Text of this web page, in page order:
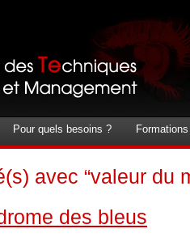
Pour quels besoins ? Formations
avec “valeur du
des bleus